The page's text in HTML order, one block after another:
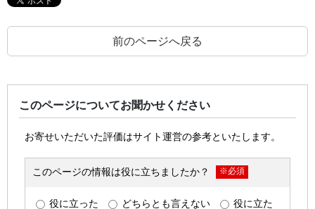
前のページへ戻る
このページについてお聞かせください